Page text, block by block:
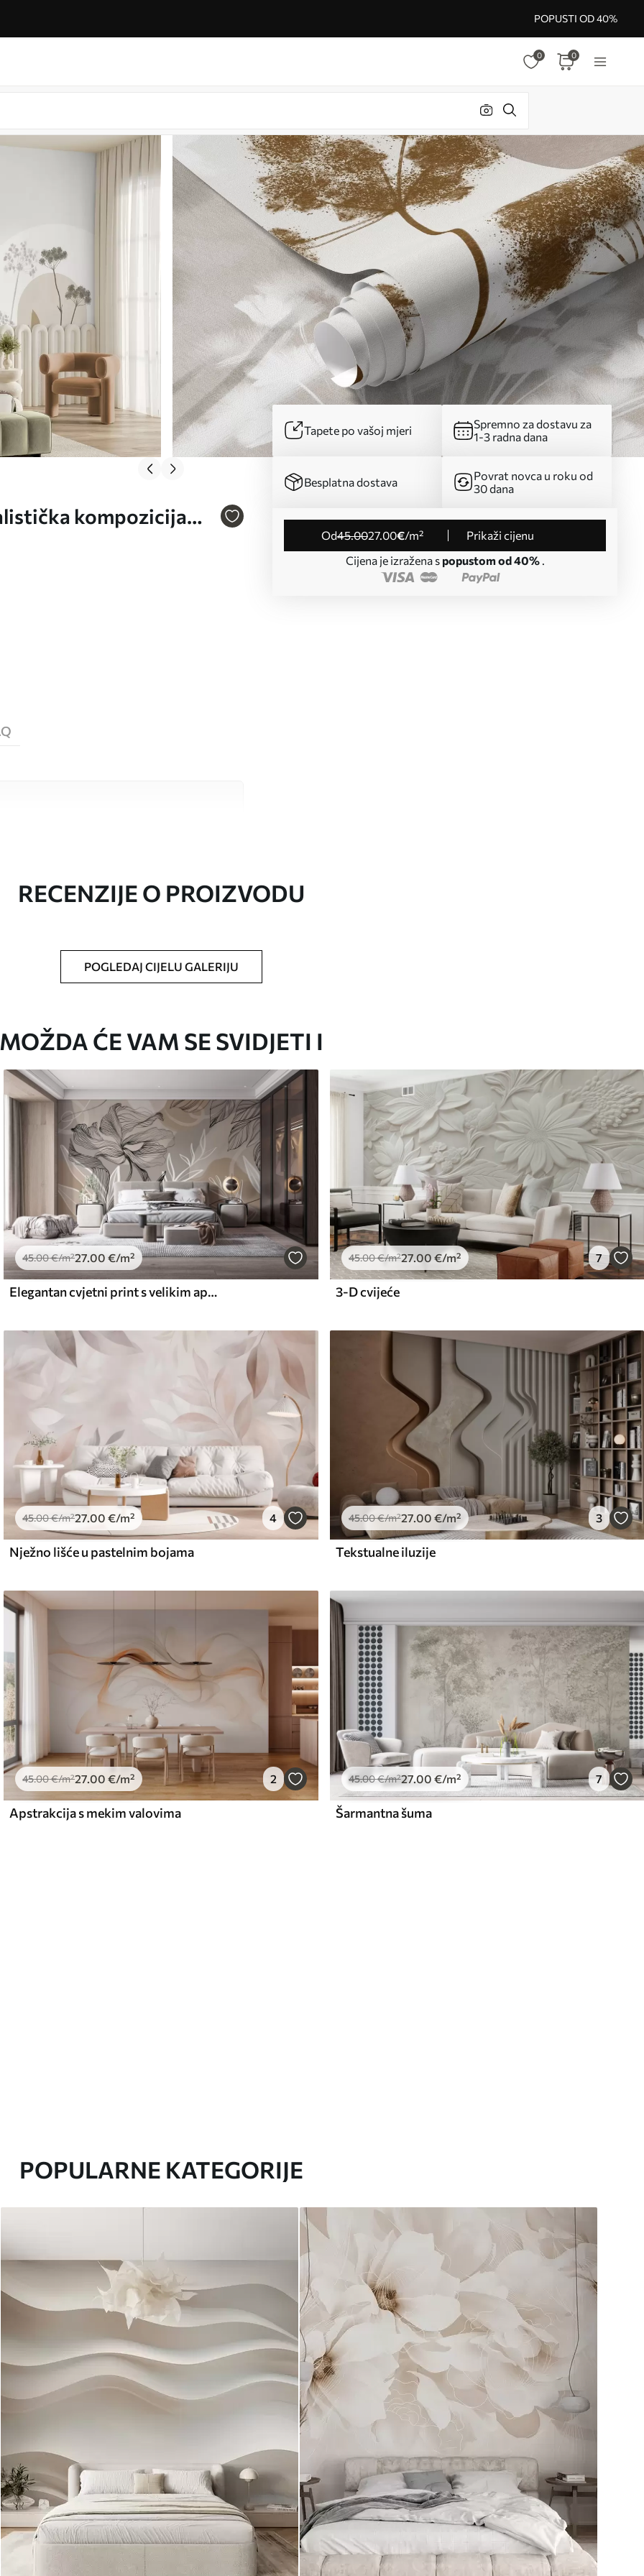
POPUSTI OD 40%
0 0
kompozicija
Tapete po vašoj mjeri
Spremno za dostavu za
1-3 radna dana
Besplatna dostava
Povrat novca u roku od
30 dana
od45.0027.00€/m²
Prikaži cijenu
Cijena je izražena s popustom od 40%.
ste odredili, izrezana na identične trake
34.00€/m²
and Stick
49.00€/m²
RECENZIJE O PROIZVODU
POGLEDAJ CIJELU GALERIJU
MOŽDA ĆE VAM SE SVIDJETI I
45.00€/m²27 .00 €/m²
Elegantan cvjetni print s velikim apstraktnim linijama cvijeća i lišća u nijansama sive i bež na svijetloj pozadini
45.00€/m²27.00 €/m² 7
3-D cvijeće
45.00€/m²27.00 €/m² 4
Nježno lišće u pastelnim bojama
45.00€/m²27.00 €/m² 3
Tekstualne iluzije
45.00€/m²27 .00 €/m² 2
Apstrakcija s mekim valovima
45.00€/m²27.00 €/m² 7
Šarmantna šuma
POPULARNE KATEGORIJE